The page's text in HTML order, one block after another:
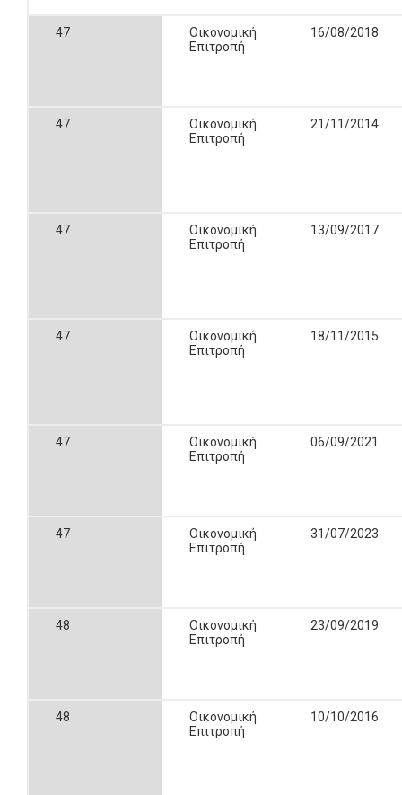
47
Οικονομική
Επιτροπή
16/08/2018
47
Οικονομική
Επιτροπή
21/11/2014
47
Οικονομική
Επιτροπή
13/09/2017
47
Οικονομική
Επιτροπή
18/11/2015
47
Οικονομική
Επιτροπή
06/09/2021
47
Οικονομική
Επιτροπή
31/07/2023
48
Οικονομική
Επιτροπή
23/09/2019
48
Οικονομική
Επιτροπή
10/10/2016